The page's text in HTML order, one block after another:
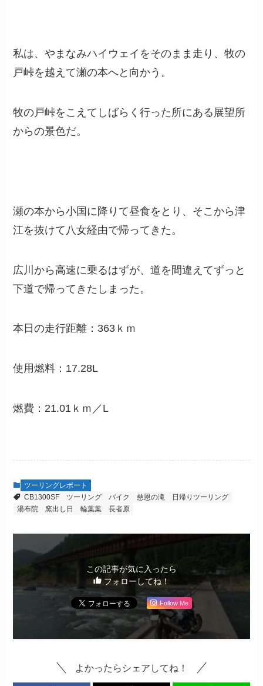
私は、やまなみハイウェイをそのまま走り、牧の
戸峠を越えて瀬の本へと向かう。
牧の戸峠をこえてしばらく行った所にある展望所
からの景色だ。
瀬の本から小国に降りて昼食をとり、そこから津
江を抜けて八女経由で帰ってきた。
広川から高速に乗るはずが、道を間違えてずっと
下道で帰ってきたしまった。
本日の走行距離：363ｋｍ
使用燃料：17.28L
燃費：21.01ｋｍ／L
ツーリングレポート
CB1300SF
ツーリング バイク 慈恩の滝
日帰りツーリング
湯布院
窯出し日 輪葉葉 長者原
この記事が気に入ったら
フォローしてね！
Follow Me
よかったらシェアしてね！